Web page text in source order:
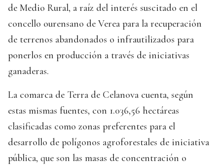
de Medio Rural, a raíz del interés suscitado en el
concello ourensano de Verea para la recuperación
de terrenos abandonados o infrautilizados para
ponerlos en producción a través de iniciativas
ganaderas.
La comarca de Terra de Celanova cuenta, según
estas mismas fuentes, con 1.036,56 hectáreas
clasificadas como zonas preferentes para el
desarrollo de polígonos agroforestales de iniciativa
pública, que son las masas de concentración o